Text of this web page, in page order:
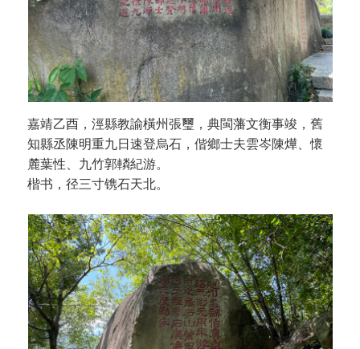
嘉靖乙酉，涇縣教諭橫州張璽，典閩藩文衡事竣，舊
知縣丞陳明重九日速登烏石，偕鄉士夫雲岑陳燁、懷
麓葉性、九竹郭轔紀游。
楷书，径三寸镌石天北。